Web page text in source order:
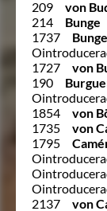
209
von
214
Bunge
1737
1727
von
190
1854
von
1735
von
1795
2137
von